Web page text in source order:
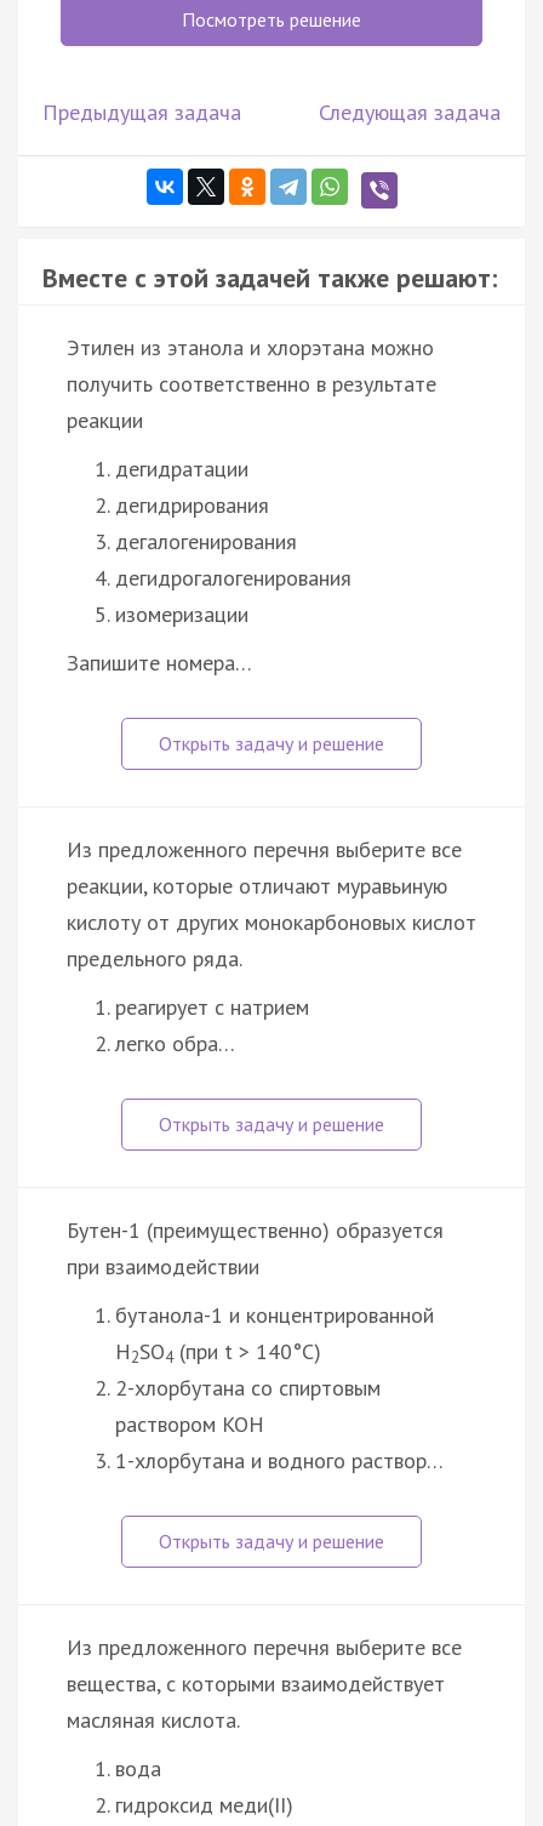
Посмотреть решение
Предыдущая задача Следующая задача
Вместе с этой задачей также решают:
Этилен из этанола и хлорэтана можно
получить соответственно в результате
реакции
дегидратации
дегидрирования
дегалогенирования
дегидрогалогенирования
изомеризации
Запишите номера…
Из предложенного перечня выберите все
реакции, которые отличают муравьиную
кислоту от других монокарбоновых кислот
предельного ряда.
реагирует с натрием
легко обра…
Бутен-1 (преимущественно) образуется
при взаимодействии
бутанола-1 и концентрированной
H2SO4(при t > 140°C)
2-хлорбутана со спиртовым
раствором KOH
1-хлорбутана и водного раствор…
Из предложенного перечня выберите все
вещества, с которыми взаимодействует
масляная кислота.
вода
гидроксид меди(II)